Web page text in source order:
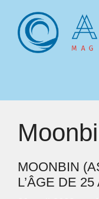
contenu
MOONBIN
L’ÂGE DE 25